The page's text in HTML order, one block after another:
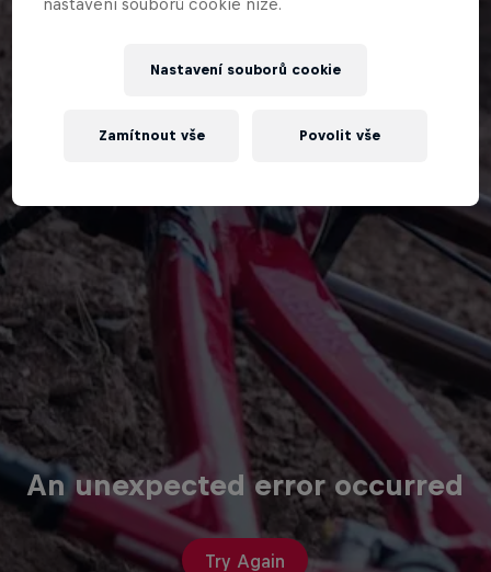
An unexpected error occurred
Try Again
Nastavení souborů cookie
Zamítnout vše Povolit vše